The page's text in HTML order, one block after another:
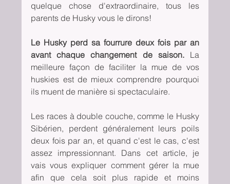
quelque chose d'extraordinaire, tous les
parents de Husky vous le dirons!
Le Husky perd sa fourrure deux fois par an
avant chaque changement de saison. La
meilleure façon de faciliter la mue de vos
huskies est de mieux comprendre pourquoi
ils muent de manière si spectaculaire.
Les races à double couche, comme le Husky
Sibérien, perdent généralement leurs poils
deux fois par an, et quand c'est le cas, c'est
assez impressionnant. Dans cet article, je
vais vous expliquer comment gérer la mue
afin que cela soit plus rapide et moins